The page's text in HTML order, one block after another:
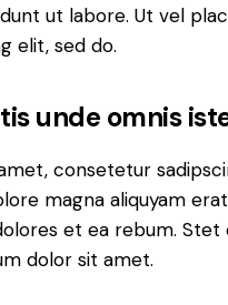
ut labore. Ut vel
elit, sed do.
unde omnis
consetetur
magna aliquyam
et ea rebum.
dolor sit amet.